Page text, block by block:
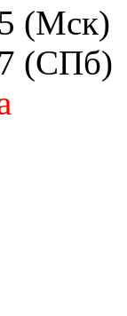
(Мск)
(СПб)